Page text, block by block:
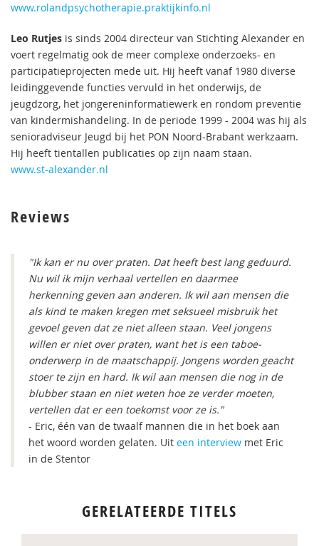
www.rolandpsychotherapie.praktijkinfo.nl
Leo Rutjes is sinds 2004 directeur van Stichting Alexander en
voert regelmatig ook de meer complexe onderzoeks- en
participatieprojecten mede uit. Hij heeft vanaf 1980 diverse
leidinggevende functies vervuld in het onderwijs, de
jeugdzorg, het jongereninformatiewerk en rondom preventie
van kindermishandeling. In de periode 1999 - 2004 was hij als
senioradviseur Jeugd bij het PON Noord-Brabant werkzaam.
Hij heeft tientallen publicaties op zijn naam staan.
www.st-alexander.nl
Reviews
"Ik kan er nu over praten. Dat heeft best lang geduurd.
Nu wil ik mijn verhaal vertellen en daarmee
herkenning geven aan anderen. Ik wil aan mensen die
als kind te maken kregen met seksueel misbruik het
gevoel geven dat ze niet alleen staan. Veel jongens
willen er niet over praten, want het is een taboe-
onderwerp in de maatschappij. Jongens worden geacht
stoer te zijn en hard. Ik wil aan mensen die nog in de
blubber staan en niet weten hoe ze verder moeten,
vertellen dat er een toekomst voor ze is."
- Eric, één van de twaalf mannen die in het boek aan
het woord worden gelaten. Uit een interview met Eric
in de Stentor
GERELATEERDE TITELS